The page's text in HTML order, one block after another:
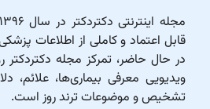
قابل اعتماد و کاملی از اطلاعات
در حال حاضر، تمرکز مجله
ویدیویی معرفی بیماری‌ها، علائم،
تشخیص و موضوعات ترند روز است.